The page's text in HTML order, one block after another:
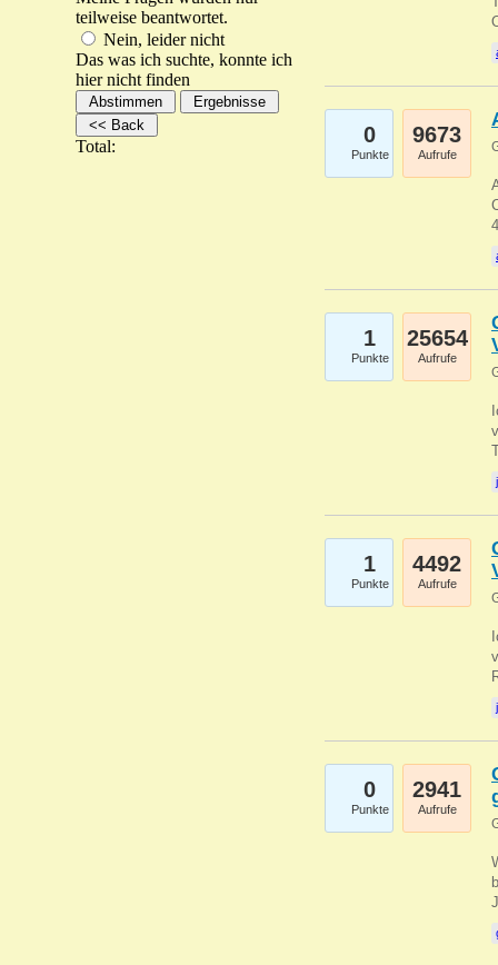
teilweise beantwortet.
Nein, leider nicht
Das was ich suchte, konnte ich
hier nicht finden
Total: 0
Punkte
9673
Aufrufe
1
Punkte
25654
Aufrufe
1
Punkte
4492
Aufrufe
0
Punkte
2941
Aufrufe